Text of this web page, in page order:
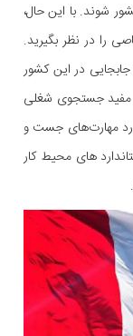
شوند. با این حال،
را در نظر بگیرید.
جابجایی در این کشور
مفید جستجوی شغلی
مهارت‌های جست و
های محیط کار